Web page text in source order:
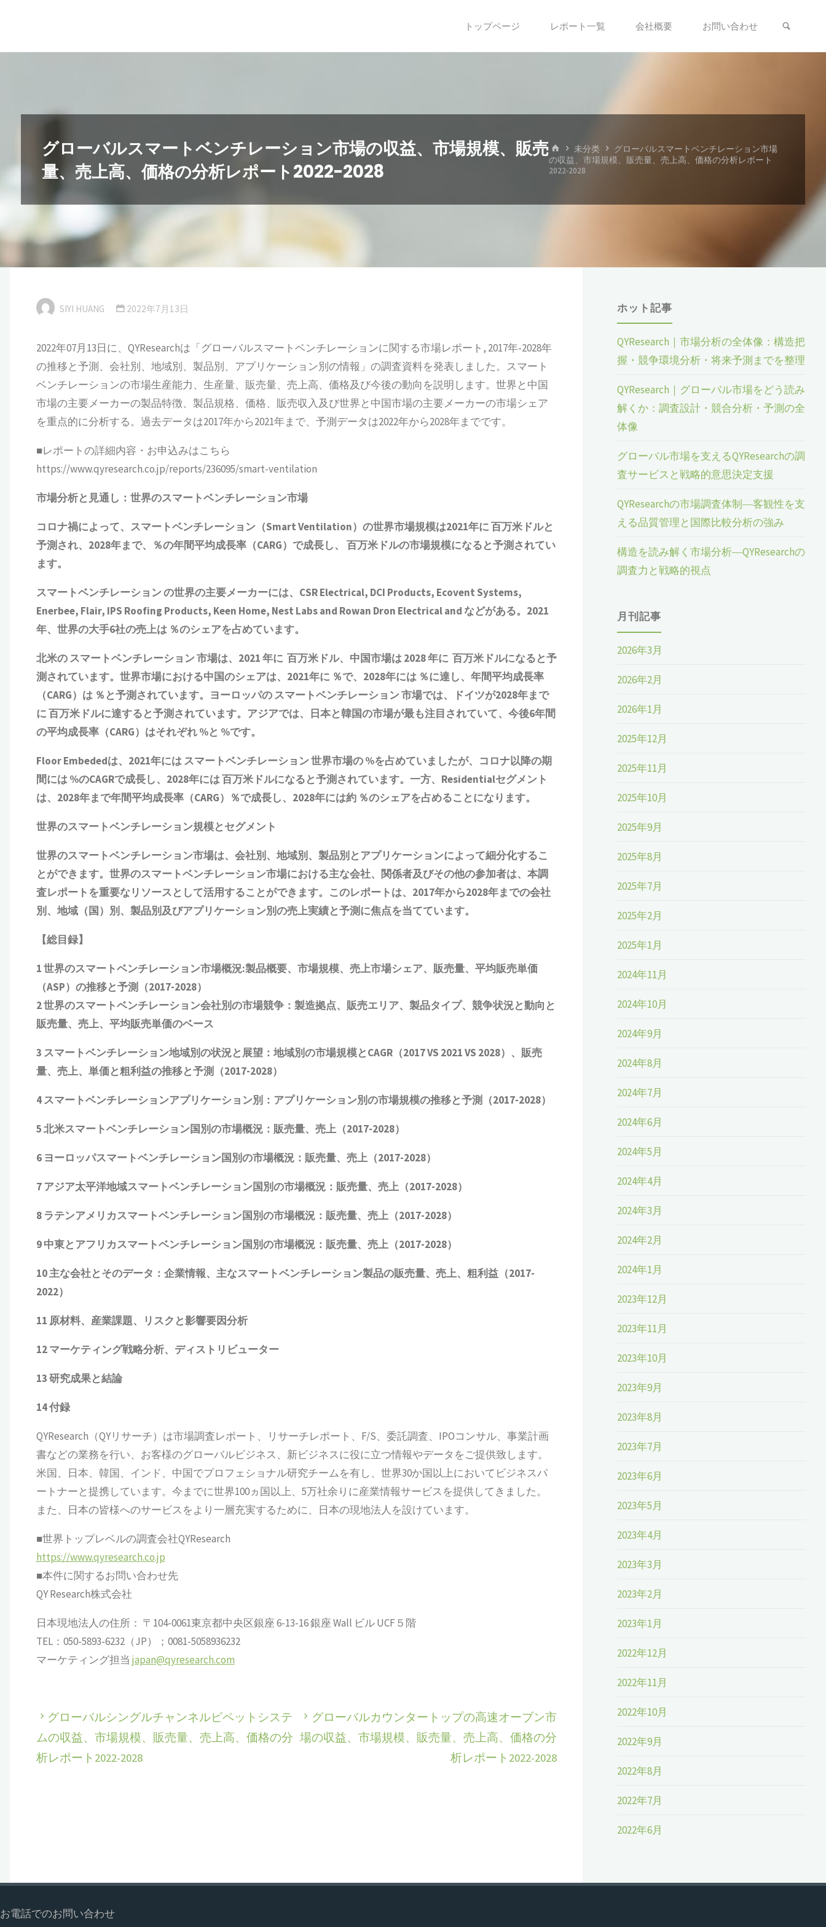
トップページ レポート一覧 会社概要 お問い合わせ
グローバルスマートベンチレーション市場の収益、市場規模、販売
量、売上高、価格の分析レポート2022-2028
ホ
ー
ム
未分类
グローバルスマートベンチレーション市場
の収益、市場規模、販売量、売上高、価格の分析レポート
2022-2028
SIYI HUANG 2022年7月13日
2022年07月13日に、QYResearchは「グローバルスマートベンチレーションに関する市場レポート, 2017年-2028年
の推移と予測、会社別、地域別、製品別、アプリケーション別の情報」の調査資料を発表しました。スマート
ベンチレーションの市場生産能力、生産量、販売量、売上高、価格及び今後の動向を説明します。世界と中国
市場の主要メーカーの製品特徴、製品規格、価格、販売収入及び世界と中国市場の主要メーカーの市場シェア
を重点的に分析する。過去データは2017年から2021年まで、予測データは2022年から2028年までです。
■レポートの詳細内容・お申込みはこちら
https://www.qyresearch.co.jp/reports/236095/smart-ventilation
市場分析と見通し：世界のスマートベンチレーション市場
コロナ禍によって、スマートベンチレーション（Smart Ventilation）の世界市場規模は2021年に 百万米ドルと
予測され、2028年まで、％の年間平均成長率（CARG）で成長し、 百万米ドルの市場規模になると予測されてい
ます。
スマートベンチレーション の世界の主要メーカーには、CSR Electrical, DCI Products, Ecovent Systems,
Enerbee, Flair, IPS Roofing Products, Keen Home, Nest Labs and Rowan Dron Electrical and などがある。2021
年、世界の大手6社の売上は ％のシェアを占めています。
北米の スマートベンチレーション 市場は、2021 年に 百万米ドル、中国市場は 2028 年に 百万米ドルになると予
測されています。世界市場における中国のシェアは、2021年に ％で、2028年には ％に達し、年間平均成長率
（CARG）は ％と予測されています。ヨーロッパの スマートベンチレーション 市場では、ドイツが2028年まで
に 百万米ドルに達すると予測されています。アジアでは、日本と韓国の市場が最も注目されていて、今後6年間
の平均成長率（CARG）はそれぞれ %と %です。
Floor Embededは、2021年には スマートベンチレーション 世界市場の %を占めていましたが、コロナ以降の期
間には %のCAGRで成長し、2028年には 百万米ドルになると予測されています。一方、Residentialセグメント
は、2028年まで年間平均成長率（CARG）％で成長し、2028年には約 ％のシェアを占めることになります。
世界のスマートベンチレーション規模とセグメント
世界のスマートベンチレーション市場は、会社別、地域別、製品別とアプリケーションによって細分化するこ
とができます。世界のスマートベンチレーション市場における主な会社、関係者及びその他の参加者は、本調
査レポートを重要なリソースとして活用することができます。このレポートは、2017年から2028年までの会社
別、地域（国）別、製品別及びアプリケーション別の売上実績と予測に焦点を当てています。
【総目録】
1 世界のスマートベンチレーション市場概況:製品概要、市場規模、売上市場シェア、販売量、平均販売単価
（ASP）の推移と予測
（2017-2028）
2 世界のスマートベンチレーション会社別の市場競争：製造拠点、販売エリア、製品タイプ、競争状況と動向 と
販売量、売上、平均販売単価のベース
3 スマートベンチレーション地域別の状況と展望：地域別の市場規模とCAGR（2017 VS 2021 VS 2028）、販売
量、売上、単価と粗利益の推移と予測（2017-2028）
4スマートベンチレーションアプリケーション別：アプリケーション別の市場規模の推移と予測（2017-2028）
5 北米スマートベンチレーション国別の市場概況：販売量、売上（2017-2028）
6 ヨーロッパスマートベンチレーション国別の市場概況：販売量、売上（2017-2028）
7 アジア太平洋地域スマートベンチレーション国別の市場概況：販売量、売上（2017-2028）
8 ラテンアメリカスマートベンチレーション国別の市場概況：販売量、売上（2017-2028）
9 中東とアフリカスマートベンチレーション国別の市場概況：販売量、売上（2017-2028）
10 主な会社とそのデータ ：企業情報、主なスマートベンチレーション製品の販売量、売上、粗利益（2017-
2022）
11 原材料、産業課題、リスクと影響要因分析
12 マーケティング戦略分析、ディストリビューター
13 研究成果と結論
14 付録
QYResearch（QYリサーチ）は市場調査レポート、リサーチレポート、F/S、委託調査、IPOコンサル、事業計画
書などの業務を行い、お客様のグローバルビジネス、新ビジネスに役に立つ情報やデータをご提供致します。
米国、日本、韓国、インド、中国でプロフェショナル研究チームを有し、世界30か国以上においてビジネスパ
ートナーと提携しています。今までに世界100ヵ国以上、5万社余りに産業情報サービスを提供してきました。
また、日本の皆様へのサービスをより一層充実するために、日本の現地法人を設けています。
■世界トップレベルの調査会社QYResearch
https://www.qyresearch.co.jp
■本件に関するお問い合わせ先
QY Research株式会社
日本現地法人の住所： 〒104-0061東京都中央区銀座 6-13-16 銀座 Wall ビル UCF５階
TEL：050-5893-6232（JP）；0081-5058936232
マーケティング担当 japan@qyresearch.com
グローバルシングルチャンネルピペットシステ
ムの収益、市場規模、販売量、売上高、価格の分
析レポート2022-2028
グローバルカウンタートップの高速オーブン市
場の収益、市場規模、販売量、売上高、価格の分
析レポート2022-2028
ホット記事
QYResearch｜市場分析の全体像：構造把
握・競争環境分析・将来予測までを整理
QYResearch｜グローバル市場をどう読み
解くか：調査設計・競合分析・予測の全
体像
グローバル市場を支えるQYResearchの調
査サービスと戦略的意思決定支援
QYResearchの市場調査体制―客観性を支
える品質管理と国際比較分析の強み
構造を読み解く市場分析―QYResearchの
調査力と戦略的視点
月刊記事
2026年3月
2026年2月
2026年1月
2025年12月
2025年11月
2025年10月
2025年9月
2025年8月
2025年7月
2025年2月
2025年1月
2024年11月
2024年10月
2024年9月
2024年8月
2024年7月
2024年6月
2024年5月
2024年4月
2024年3月
2024年2月
2024年1月
2023年12月
2023年11月
2023年10月
2023年9月
2023年8月
2023年7月
2023年6月
2023年5月
2023年4月
2023年3月
2023年2月
2023年1月
2022年12月
2022年11月
2022年10月
2022年9月
2022年8月
2022年7月
2022年6月
お電話でのお問い合わせ